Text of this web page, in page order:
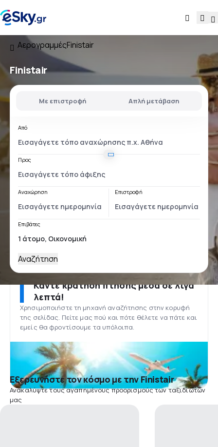
ΑερογραμμέςFinistair
Finistair
Με επιστροφή Απλή μετάβαση
Από
Προς
Αναχώρηση Επιστροφή
Επιβάτες
Αναζήτηση
Κάντε κράτηση πτήσης μέσα σε λίγα
λεπτά!
Χρησιμοποιήστε τη μηχανή αναζήτησης στην κορυφή
της σελίδας. Πείτε μας πού και πότε θέλετε να πάτε και
εμείς θα φροντίσουμε τα υπόλοιπα.
Εξερευνήστε τον κόσμο με την Finistair
Ανακαλύψτε τους αγαπημένους προορισμούς των ταξιδιωτών
μας